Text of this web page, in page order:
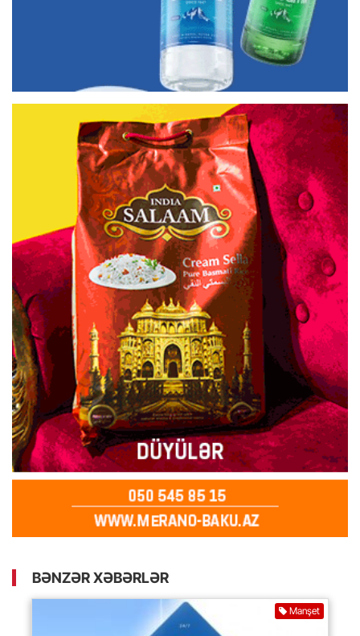
BƏNZƏR XƏBƏRLƏR
Manşet